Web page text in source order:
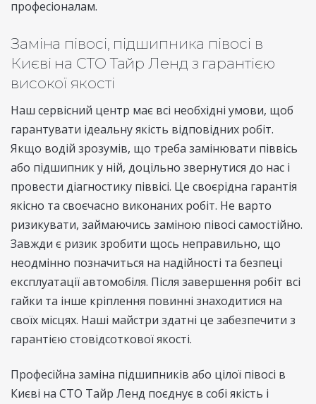
професіоналам.
Заміна півосі, підшипника півосі в
Києві на СТО Тайр Ленд з гарантією
високої якості
Наш сервісний центр має всі необхідні умови, щоб
гарантувати ідеальну якість відповідних робіт.
Якщо водій зрозумів, що треба замінювати піввісь
або підшипник у ній, доцільно звернутися до нас і
провести діагностику піввісі. Це своєрідна гарантія
якісно та своєчасно виконаних робіт. Не варто
ризикувати, займаючись заміною півосі самостійно.
Завжди є ризик зробити щось неправильно, що
неодмінно позначиться на надійності та безпеці
експлуатації автомобіля. Після завершення робіт всі
гайки та інше кріплення повинні знаходитися на
своїх місцях. Наші майстри здатні це забезпечити з
гарантією стовідсоткової якості.
Професійна заміна підшипників або цілої півосі в
Києві на СТО Тайр Ленд поєднує в собі якість і